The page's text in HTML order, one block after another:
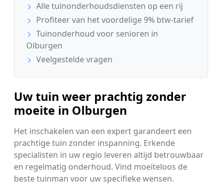
Alle tuinonderhoudsdiensten op een rij
Profiteer van het voordelige 9% btw-tarief
Tuinonderhoud voor senioren in
Olburgen
Veelgestelde vragen
Uw tuin weer prachtig zonder
moeite in Olburgen
Het inschakelen van een expert garandeert een
prachtige tuin zonder inspanning. Erkende
specialisten in uw regio leveren altijd betrouwbaar
en regelmatig onderhoud. Vind moeiteloos de
beste tuinman voor uw specifieke wensen.